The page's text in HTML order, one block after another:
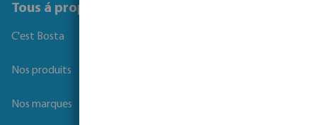
Tous á propos de Bosta
C'est Bosta
Nos produits
Nos marques